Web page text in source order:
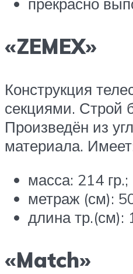
«ZEMEX»
Конструкция
секциями. Строй
Произведён из
материала.
масса: 214 гр.;
метраж (см):
длина тр.(см):
«Match»